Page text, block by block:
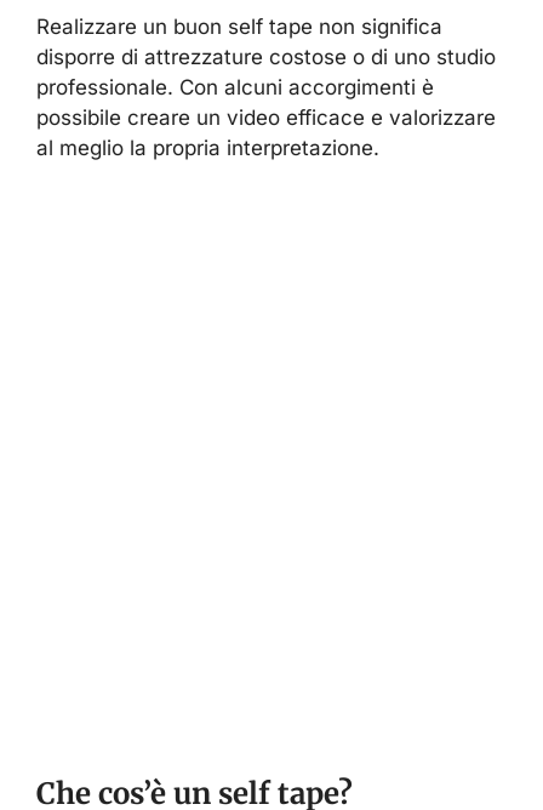
Realizzare un buon self tape non significa
disporre di attrezzature costose o di uno studio
professionale. Con alcuni accorgimenti è
possibile creare un video efficace e valorizzare
al meglio la propria interpretazione.
Che cos’è un self tape?